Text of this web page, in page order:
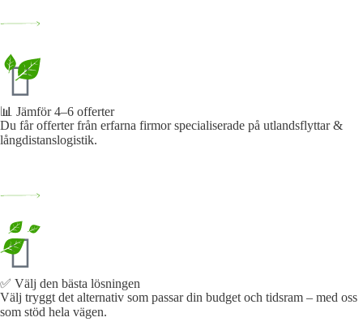
📊 Jämför 4–6 offerter
Du får offerter från erfarna firmor specialiserade på utlandsflyttar &
långdistanslogistik.
✅ Välj den bästa lösningen​
Välj tryggt det alternativ som passar din budget och tidsram – med oss
som stöd hela vägen.